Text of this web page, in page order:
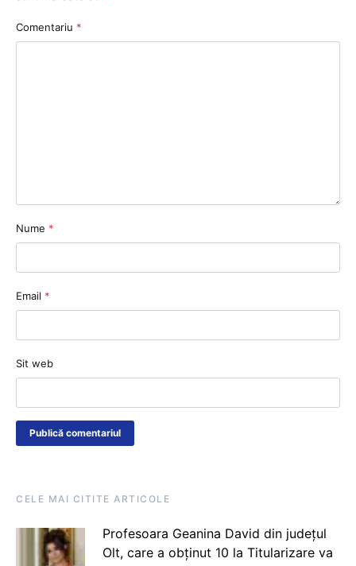
Comentariu *
Nume *
Email *
Sit web
CELE MAI CITITE ARTICOLE
Profesoara Geanina David din județul
Olt, care a obținut 10 la Titularizare va